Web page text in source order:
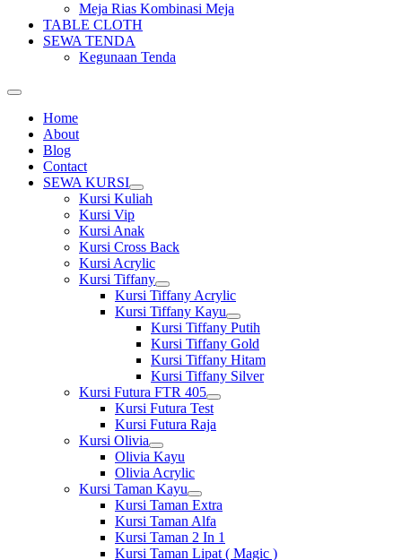
Meja Rias Kombinasi Meja
TABLE CLOTH
SEWA TENDA
Kegunaan Tenda
Home
About
Blog
Contact
SEWA KURSI
Show
sub
Kursi Kuliah
Kursi Vip
Kursi Anak
Kursi Cross Back
Kursi Acrylic
Kursi Tiffany
Show
sub
menu
Kursi Tiffany Acrylic
Kursi Tiffany Kayu
Show
sub
menu
Kursi Tiffany Putih
Kursi Tiffany Gold
Kursi Tiffany Hitam
Kursi Tiffany Silver
Kursi Futura FTR 405
Show
sub
menu
Kursi Futura Test
Kursi Futura Raja
Kursi Olivia
Show
sub
menu
Olivia Kayu
Olivia Acrylic
Kursi Taman Kayu
Show
sub
menu
Kursi Taman Extra
Kursi Taman Alfa
Kursi Taman 2 In 1
Kursi Taman Lipat ( Magic )